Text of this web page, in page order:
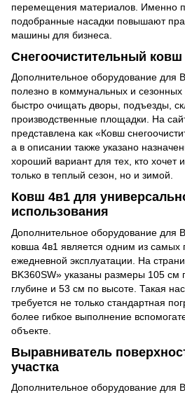
перемещения материалов. Именно
подобранные насадки повышают
машины для бизнеса.
Снегоочистительный
Дополнительное оборудование для
полезно в коммунальных и сезонных
быстро очищать дворы, подъезды,
производственные площадки. На
представлена как «Ковш
а в описании также указано
хороший вариант для тех, кто хочет
только в теплый сезон, но и зимой.
Ковш 4в1 для
использования
Дополнительное оборудование для
ковша 4в1 является одним из самых
ежедневной эксплуатации. На
BK360SW» указаны размеры 105
глубине и 53 см по высоте. Такая
требуется не только стандартная
более гибкое выполнение
объекте.
Выравниватель
участка
Дополнительное оборудование для